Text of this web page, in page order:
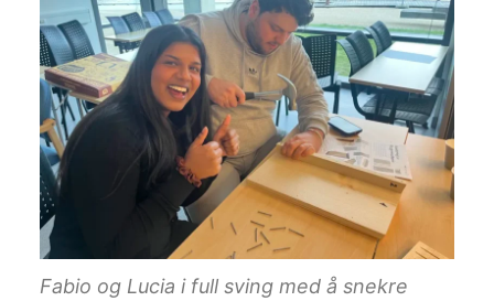
Fabio og Lucia i full sving med å snekre